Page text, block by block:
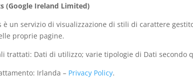
(Google Ireland Limited)
è un servizio di visualizzazione di stili di carattere
proprie pagine.
trattati: Dati di utilizzo; varie tipologie di Dati secondo
Irlanda – Privacy Policy.